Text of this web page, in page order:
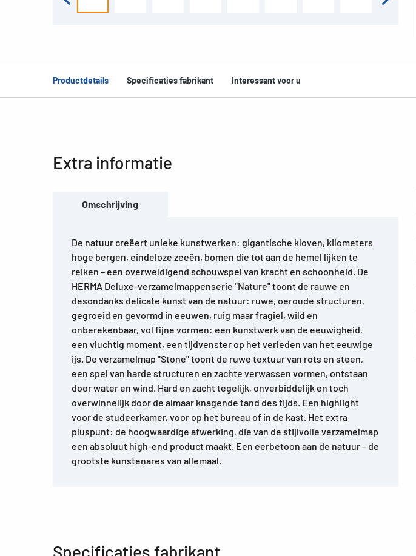
Productdetails Specificaties fabrikant Interessant voor u
Extra informatie
Omschrijving
De natuur creëert unieke kunstwerken: gigantische kloven, kilometers
hoge bergen, eindeloze zeeën, bomen die tot aan de hemel lijken te
reiken – een overweldigend schouwspel van kracht en schoonheid. De
HERMA Deluxe-verzamelmappenserie "Nature" toont de rauwe en
desondanks delicate kunst van de natuur: ruwe, oeroude structuren,
gegroeid en gevormd in eeuwen, ruig maar fragiel, wild en
onberekenbaar, vol fijne vormen: een kunstwerk van de eeuwigheid,
een vluchtig moment, een tijdvenster op het verleden van het eeuwige
ijs. De verzamelmap "Stone" toont de ruwe textuur van rots en steen,
een spel van harde structuren en zachte verwassen vormen, ontstaan
door water en wind. Hard en zacht tegelijk, onverbiddelijk en toch
overwinnelijk door de almaar knagende tand des tijds. Een highlight
voor de studeerkamer, voor op het bureau of in de kast. Het extra
pluspunt: de hoogwaardige afwerking, die van de stijlvolle verzamelmap
een absoluut high-end product maakt. Een eerbetoon aan de natuur – de
grootste kunstenares van allemaal.
Specificaties fabrikant